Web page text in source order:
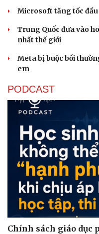
Microsoft tăng tốc
Trung Quốc đưa vào
nhất thế giới
Meta bị buộc bồi
em
PODCAST
Chính sách giáo dục